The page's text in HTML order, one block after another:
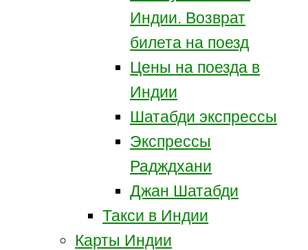
Индии. Возврат
билета на поезд
Цены на поезда в
Индии
Шатабди экспрессы
Экспрессы
Радждхани
Джан Шатабди
Такси в Индии
Карты Индии